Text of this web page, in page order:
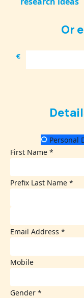
Or
€
Personal
First Name *
Prefix Last Name *
Email Address *
Mobile
Gender *